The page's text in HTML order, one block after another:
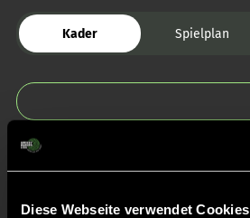
Diese Webseite verwendet Cookies
Kader Spielplan